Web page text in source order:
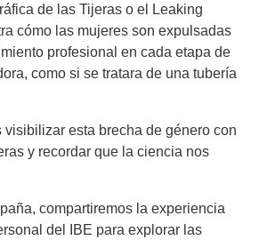
de las Tijeras o el Leaking
cómo las mujeres son expulsadas
profesional en cada etapa de
como si se tratara de una tubería
visibilizar esta brecha de género con
y recordar que la ciencia nos
compartiremos la experiencia
del IBE para explorar las